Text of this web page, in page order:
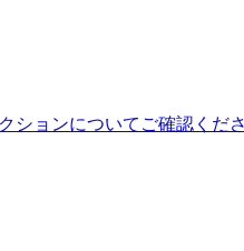
ョンについてご確認くださ